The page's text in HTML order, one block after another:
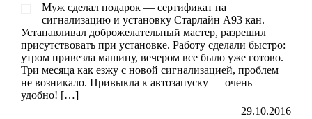
Муж сделал подарок — сертификат на
сигнализацию и установку Старлайн А93 кан.
Устанавливал доброжелательный мастер, разрешил
присутствовать при установке. Работу сделали быстро:
утром привезла машину, вечером все было уже готово.
Три месяца как езжу с новой сигнализацией, проблем
не возникало. Привыкла к автозапуску — очень
удобно! […]
29.10.2016